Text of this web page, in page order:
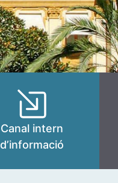
Canal intern
d’informació